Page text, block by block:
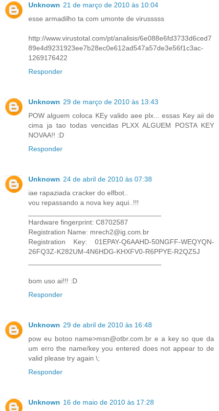
Unknown 21 de março de 2010 às 10:04
esse armadilho ta com umonte de virusssss
http://www.virustotal.com/pt/analisis/6e088e6fd3733d6ced7
89e4d9231923ee7b28ec0e612ad547a57de3e56f1c3ac-
1269176422
Responder
Unknown 29 de março de 2010 às 13:43
POW alguem coloca KEy valido aee plx... essas Key aii de
cima ja tao todas vencidas PLXX ALGUEM POSTA KEY
NOVAA!! :D
Responder
Unknown 24 de abril de 2010 às 07:38
iae rapaziada cracker do elfbot..
vou repassando a nova key aqui..!!!
Hardware fingerprint: C8702587
Registration Name: mrech2@ig.com.br
Registration Key: 01EPAY-Q6AAHD-50NGFF-WEQYQN-
26FQ3Z-K282UM-4N6HDG-KHXFV0-R6PPYE-R2QZ5J
bom uso ai!!! :D
Responder
Unknown 29 de abril de 2010 às 16:48
pow eu botoo name>msn@otbr.com.br e a key so que da
um erro the name/key you entered does not appear to de
valid please try again \;
Responder
Unknown 16 de maio de 2010 às 17:28